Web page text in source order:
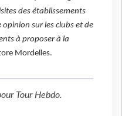
des établissements
sur les clubs et de
à proposer à la
Mordelles.
Tour Hebdo.